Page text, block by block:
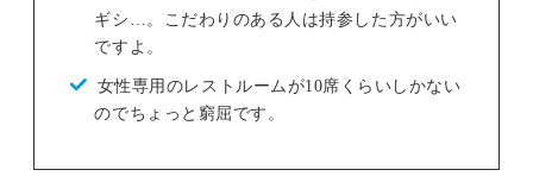
ギシ…。こだわりのある人は持参した方がいい
ですよ。
女性専用のレストルームが10席くらいしかない
のでちょっと窮屈です。